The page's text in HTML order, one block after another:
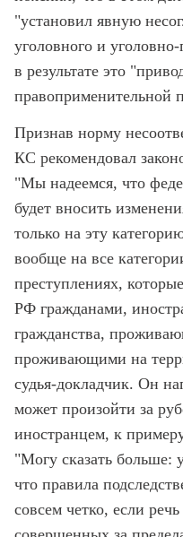
"установил явную
уголовного и
в результате это
правоприменительной
Признав норму
КС рекомендовал
"Мы надеемся, что
будет вносить
только на эту
вообще на все
преступлениях,
РФ гражданами,
гражданства,
проживающими на
судья-докладчик. Он
может произойти за
иностранцем, к
"Могу сказать больше:
что правила
совсем четко, если